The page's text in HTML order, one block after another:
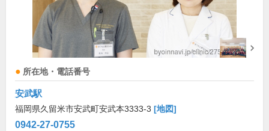
所在地・電話番号
安武駅
福岡県久留米市安武町安武本3333-3 [地図]
0942-27-0755